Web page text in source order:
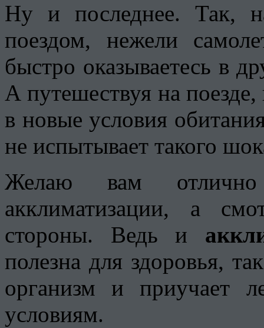
Ну и последнее. Так,
поездом, нежели
быстро оказываетесь в
А путешествуя на
в новые условия
не испытывает такого
Желаю вам
акклиматизации, а
стороны. Ведь и
полезна для здоровья,
организм и приучает
условиям.